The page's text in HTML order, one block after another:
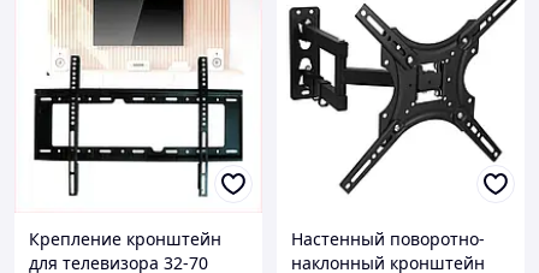
Крепление кронштейн
для телевизора 32-70
Настенный поворотно-
наклонный кронштейн